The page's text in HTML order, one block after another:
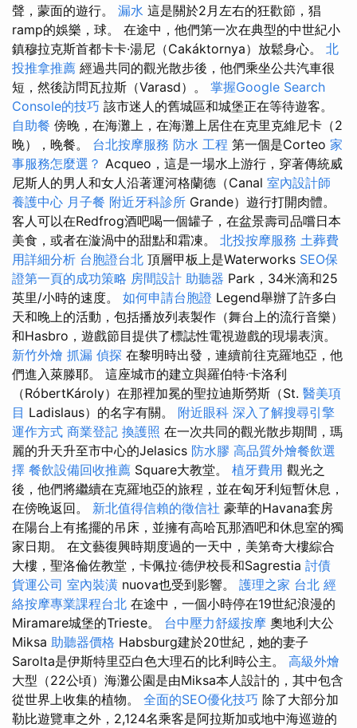
聲，蒙面的遊行。 漏水 這是關於2月左右的狂歡節，猖
ramp的娛樂，球。 在途中，他們第一次在典型的中世紀小
鎮穆拉克斯首都卡卡·湯尼（Cakáktornya）放鬆身心。 北
投推拿推薦 經過共同的觀光散步後，他們乘坐公共汽車很
短，然後訪問瓦拉斯（Varasd）。 掌握Google Search
Console的技巧 該市迷人的舊城區和城堡正在等待遊客。
自助餐 傍晚，在海灘上，在海灘上居住在克里克維尼卡（2
晚），晚餐。 台北按摩服務 防水 工程 第一個是Corteo 家
事服務怎麼選？ Acqueo，這是一場水上游行，穿著傳統威
尼斯人的男人和女人沿著運河格蘭德（Canal 室內設計師
養護中心 月子餐 附近牙科診所 Grande）遊行打開肉體。
客人可以在Redfrog酒吧喝一個罐子，在盆景壽司品嚐日本
美食，或者在漩渦中的甜點和霜凍。 北投按摩服務 土葬費
用詳細分析 台胞證台北 頂層甲板上是Waterworks SEO保
證第一頁的成功策略 房間設計 助聽器 Park，34米滴和25
英里/小時的速度。 如何申請台胞證 Legend舉辦了許多白
天和晚上的活動，包括播放列表製作（舞台上的流行音樂）
和Hasbro，遊戲節目提供了標誌性電視遊戲的現場表演。
新竹外燴 抓漏 偵探 在黎明時出發，連續前往克羅地亞，他
們進入萊滕耶。 這座城市的建立與羅伯特·卡洛利
（RóbertKároly）在那裡加冕的聖拉迪斯勞斯（St. 醫美項
目 Ladislaus）的名字有關。 附近眼科 深入了解搜尋引擎
運作方式 商業登記 換護照 在一次共同的觀光散步期間，瑪
麗的升天升至市中心的Jelasics 防水膠 高品質外燴餐飲選
擇 餐飲設備回收推薦 Square大教堂。 植牙費用 觀光之
後，他們將繼續在克羅地亞的旅程，並在匈牙利短暫休息，
在傍晚返回。 新北值得信賴的徵信社 豪華的Havana套房
在陽台上有搖擺的吊床，並擁有高哈瓦那酒吧和休息室的獨
家日期。 在文藝復興時期度過的一天中，美第奇大樓綜合
大樓，聖洛倫佐教堂，卡佩拉·德伊校長和Sagrestia 討債
貨運公司 室內裝潢 nuova也受到影響。 護理之家 台北 經
絡按摩專業課程台北 在途中，一個小時停在19世紀浪漫的
Miramare城堡的Trieste。 台中壓力舒緩按摩 奧地利大公
Miksa 助聽器價格 Habsburg建於20世紀，她的妻子
Sarolta是伊斯特里亞白色大理石的比利時公主。 高級外燴
大型（22公頃）海灘公園是由Miksa本人設計的，其中包含
從世界上收集的植物。 全面的SEO優化技巧 除了大部分加
勒比遊覽車之外，2,124名乘客是阿拉斯加或地中海巡遊的